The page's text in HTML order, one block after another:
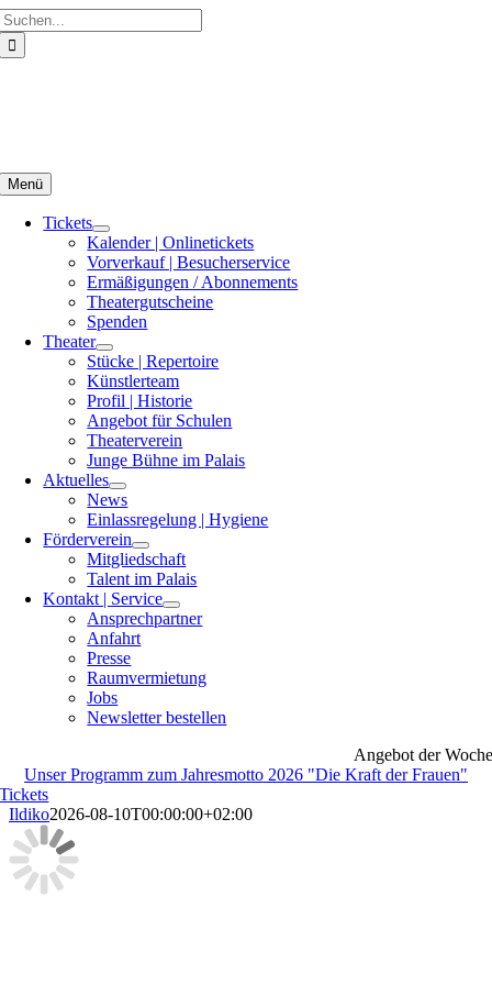
Zum
Inhalt
springen
Menü
Tickets
Kalender | Onlinetickets
Vorverkauf | Besucherservice
Ermäßigungen / Abonnements
Theatergutscheine
Spenden
Theater
Stücke | Repertoire
Künstlerteam
Profil | Historie
Angebot für Schulen
Theaterverein
Junge Bühne im Palais
Aktuelles
News
Einlassregelung | Hygiene
Förderverein
Mitgliedschaft
Talent im Palais
Kontakt | Service
Ansprechpartner
Anfahrt
Presse
Raumvermietung
Jobs
Newsletter bestellen
Angebot der Woche
Unser Programm zum Jahresmotto 2026 "Die Kraft der Frauen"
Tickets
Ildiko2026-08-10T00:00:00+02:00